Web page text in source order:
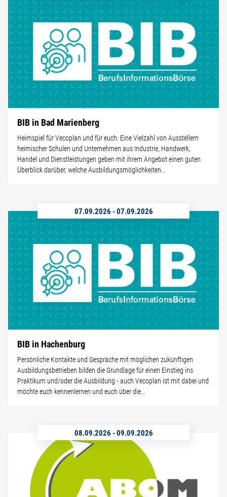
BIB in Bad Marienberg
Heimspiel für Vecoplan und für euch: Eine Vielzahl von Ausstellern
heimischer Schulen und Unternehmen aus Industrie, Handwerk,
Handel und Dienstleistungen geben mit ihrem Angebot einen guten
Überblick darüber, welche Ausbildungsmöglichkeiten...
07.09.2026 -07.09.2026
BIB in Hachenburg
Persönliche Kontakte und Gespräche mit möglichen zukünftigen
Ausbildungsbetrieben bilden die Grundlage für einen Einstieg ins
Praktikum und/oder die Ausbildung - auch Vecoplan ist mit dabei und
möchte euch kennenlernen und euch über die...
08.09.2026 -09.09.2026